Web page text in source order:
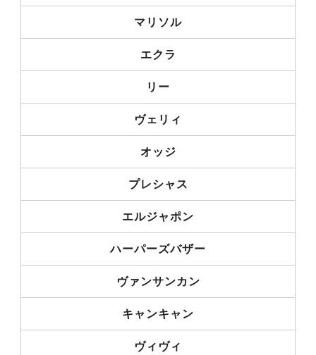
マリソル
エクラ
リー
ヴェリィ
オッジ
プレシャス
エルジャポン
ハーパーズバザー
ヴァンサンカン
キャンキャン
ヴィヴィ